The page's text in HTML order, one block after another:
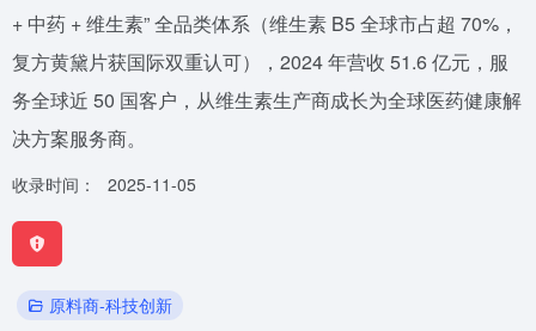
+ 中药 + 维生素” 全品类体系（维生素 B5 全球市占超 70%，
复方黄黛片获国际双重认可），2024 年营收 51.6 亿元，服
务全球近 50 国客户，从维生素生产商成长为全球医药健康解
决方案服务商。
收录时间： 2025-11-05
原料商-科技创新